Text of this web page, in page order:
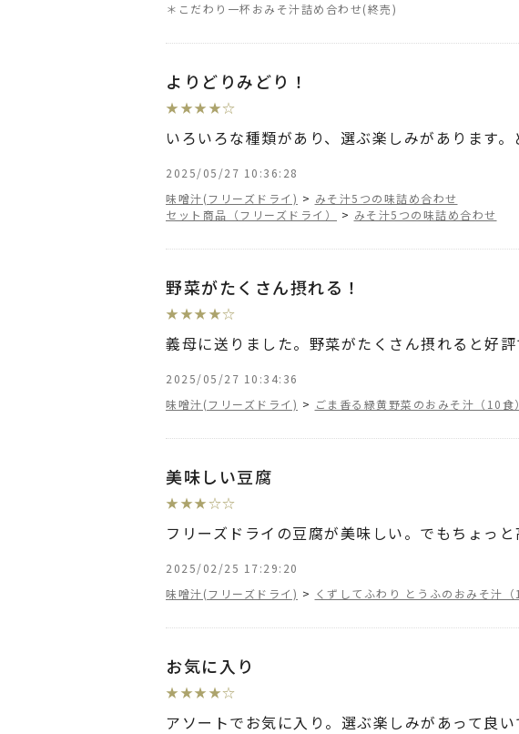
＊こだわり一杯おみそ汁詰め合わせ
よりどりみどり！
★ ★★ ★☆
いろいろな種類があり、選ぶ楽しみがあります。
2025/05/27 10:36:28
味噌汁(フリーズドライ) > みそ汁5つの味詰め合わせ
セット商品（フリーズドライ）
> みそ汁5つの味詰め合わせ
野菜がたくさん摂れる！
★ ★★ ★☆
義母に送りました。野菜がたくさん摂れると好評
2025/05/27 10:34:36
味噌汁(フリーズドライ) > ごま香る緑黄野菜のおみそ汁（10食）
美味しい豆腐
★ ★★☆☆
フリーズドライの豆腐が美味しい。でもちょっ
2025/02/25 17:29:20
味噌汁(フリーズドライ) > くずしてふわり とうふのおみそ汁（
お気に入り
★ ★★ ★☆
アソートでお気に入り。選ぶ楽しみがあって良い